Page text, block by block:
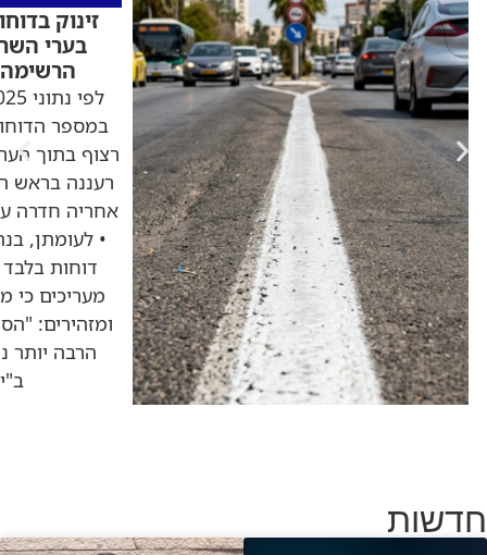
זינוק
בערי
במספר
רצוף בתוך
דוחות
מעריכים כי
ומזהירים:
הרבה יותר
חדשות